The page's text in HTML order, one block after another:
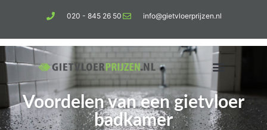
020 - 845 26 50 info@gietvloerprijzen.nl
Voordelen van een gietvloer
badkamer